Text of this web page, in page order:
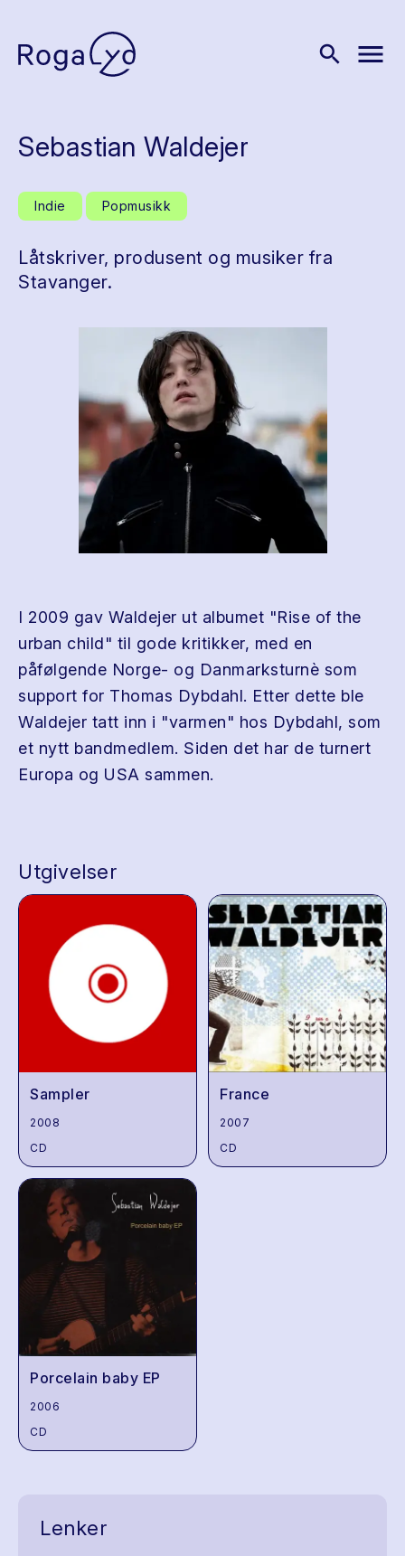
search menu
Sebastian Waldejer
Indie Popmusikk
Låtskriver, produsent og musiker fra
Stavanger.
I 2009 gav Waldejer ut albumet "Rise of the
urban child" til gode kritikker, med en
påfølgende Norge- og Danmarksturnè som
support for Thomas Dybdahl. Etter dette ble
Waldejer tatt inn i "varmen" hos Dybdahl, som
et nytt bandmedlem. Siden det har de turnert
Europa og USA sammen.
Utgivelser
Sampler
2008
CD
France
2007
CD
Porcelain baby EP
2006
CD
Lenker